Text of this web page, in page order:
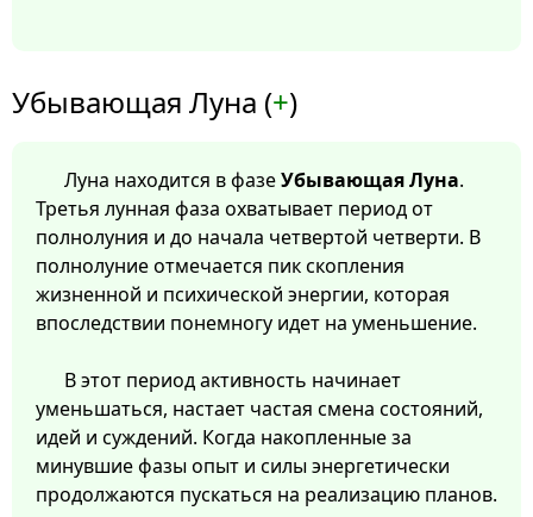
Убывающая Луна (+)
Луна находится в фазеУбывающая Луна.
Третья лунная фаза охватывает период от
полнолуния и до начала четвертой четверти. В
полнолуние отмечается пик скопления
жизненной и психической энергии, которая
впоследствии понемногу идет на уменьшение.
В этот период активность начинает
уменьшаться, настает частая смена состояний,
идей и суждений. Когда накопленные за
минувшие фазы опыт и силы энергетически
продолжаются пускаться на реализацию планов.